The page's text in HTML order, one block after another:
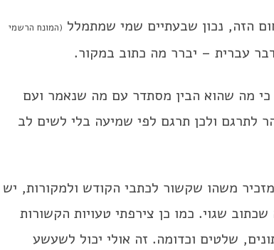
הזה, נכון שבעתיים שמי שמתמלל (המונח הרשמי
עברית – יברר מה כתוב במקור.
מה שהוא הבין מסתדר עם מה שנאמר ועם
לתרגם ולכן תרגם לפי שמיעה בלי לשים לב
משהו שקשור לכתבי הקודש ולמקורות, יש
שגוי. כמו כן צירפתי טעויות הקשורות
שלטים וכדומה. זה אולי יכול לשעשע